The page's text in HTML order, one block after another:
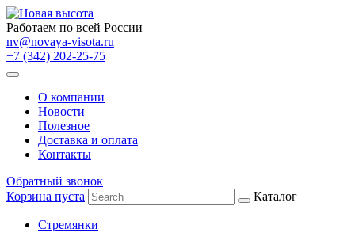
Работаем по всей России
nv@novaya-visota.ru
+7 (342) 202-25-75
О компании
Новости
Полезное
Доставка и оплата
Контакты
Обратный звонок
Корзина пуста
Каталог
Стремянки